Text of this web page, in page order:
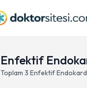
Enfektif
Toplam 3 Enfektif